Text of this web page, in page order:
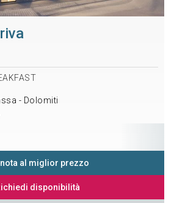
- Dolomiti
al miglior prezzo
disponibilità